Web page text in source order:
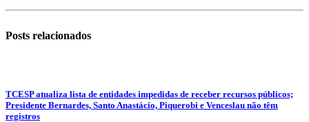
Posts relacionados
TCESP atualiza lista de entidades impedidas de receber recursos públicos;
Presidente Bernardes, Santo Anastácio, Piquerobi e Venceslau não têm
registros